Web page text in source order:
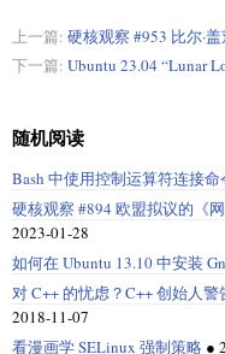
上一篇: 硬核观察 #953 比尔·
下一篇: Ubuntu 23.04 “Lunar
随机阅读
Bash 中使用控制运算符连接命
硬核观察 #894 欧盟拟议的《
2023-01-28
如何在 Ubuntu 13.10 中安装
对 C++ 的忧虑？C++ 创始人
2018-11-07
看漫画学 SELinux 强制策略 ●